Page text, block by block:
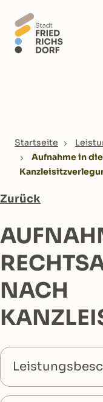
You are here:
Startseite
Aufnahme in
Zurück
NACH